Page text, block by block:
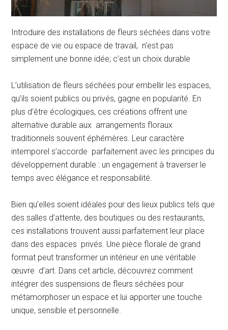
Introduire des installations de fleurs séchées dans votre
espace de vie ou espace de travail, n’est pas
simplement une bonne idée; c’est un choix durable
L’utilisation de fleurs séchées pour embellir les espaces,
qu’ils soient publics ou privés, gagne en popularité. En
plus d’être écologiques, ces créations offrent une
alternative durable aux arrangements floraux
traditionnels souvent éphémères. Leur caractère
intemporel s’accorde parfaitement avec les principes du
développement durable : un engagement à traverser le
temps avec élégance et responsabilité.
Bien qu’elles soient idéales pour des lieux publics tels que
des salles d’attente, des boutiques ou des restaurants,
ces installations trouvent aussi parfaitement leur place
dans des espaces privés. Une pièce florale de grand
format peut transformer un intérieur en une véritable
œuvre d’art. Dans cet article, découvrez comment
intégrer des suspensions de fleurs séchées pour
métamorphoser un espace et lui apporter une touche
unique, sensible et personnelle.